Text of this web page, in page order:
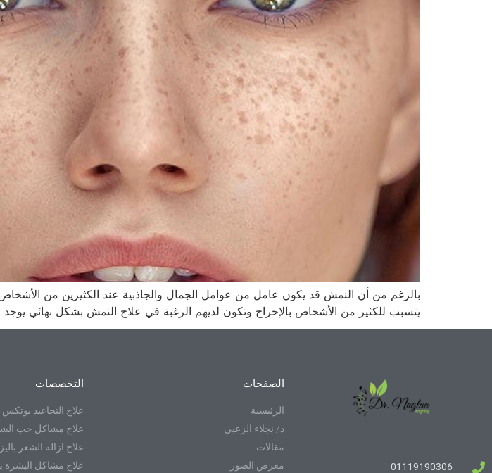
بالرغم من أن النمش قد يكون عامل من عوامل الجمال والجاذبية عند الكثيرين من
يتسبب للكثير من الأشخاص بالإحراج وتكون لديهم الرغبة في علاج النمش بشكل نهائي
01119190306
الصفحات
الرئيسية
د/ نجلاء الزعبي
مقالات
معرض الصور
التخصصات
علاج التجاعيد بوتكس
علاج مشاكل حب
علاج ازاله الشعر
علاج مشاكل البشرة